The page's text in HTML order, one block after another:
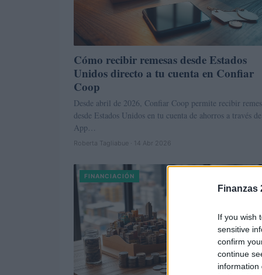
Finanzas
If you wish
sensitive
confirm
continue
information
Cómo recibir remesas desde Estados
Unidos directo a tu cuenta en Confiar
Coop
Desde abril de 2026, Confiar Coop permite recibir
desde Estados Unidos en tu cuenta de ahorros a través
App…
Roberta Tagliabue · 14 Abr 2026
FINANCIACIÓN